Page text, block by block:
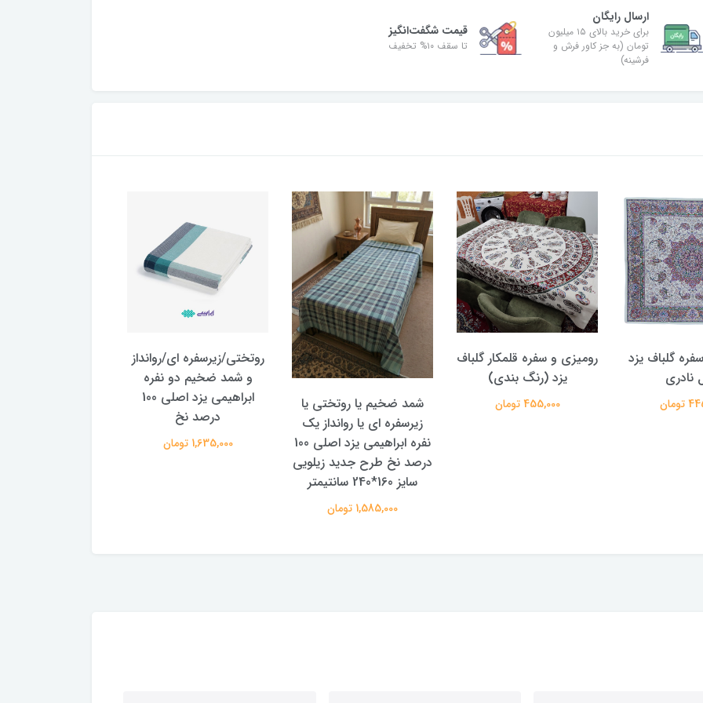
ارسال رایگان
برای خرید بالای ۱۵ میلیون
تومان (به جز کاور فرش و
فرشینه)
قیمت شگفت‌انگیز
تا سقف ۱۰% تخفیف
گلباف یزد
نادری
رومیزی و سفره قلمکار گلباف
یزد (رنگ بندی)
455,000 تومان
شمد ضخیم یا روتختی یا
زیرسفره ای یا روانداز یک
نفره ابراهیمی یزد اصلی 100
درصد نخ طرح جدید زیلویی
سایز 160*240 سانتیمتر
1,585,000 تومان
روتختی/زیرسفره ای/روانداز
و شمد ضخیم دو نفره
ابراهیمی یزد اصلی 100
درصد نخ
1,635,000 تومان